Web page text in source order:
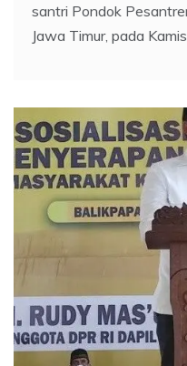
santri Pondok
Jawa Timur, pada